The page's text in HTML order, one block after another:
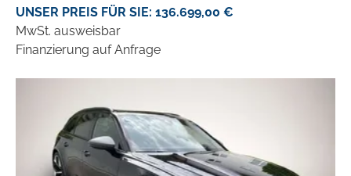
UNSER PREIS FÜR SIE: 136.699,00 €
MwSt. ausweisbar
Finanzierung auf Anfrage